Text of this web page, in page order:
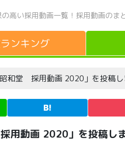
高い採用動画一覧！ 採用動画のま
ランキング
和堂 採用動画 2020」を投稿し
用動画 2020」を投稿し